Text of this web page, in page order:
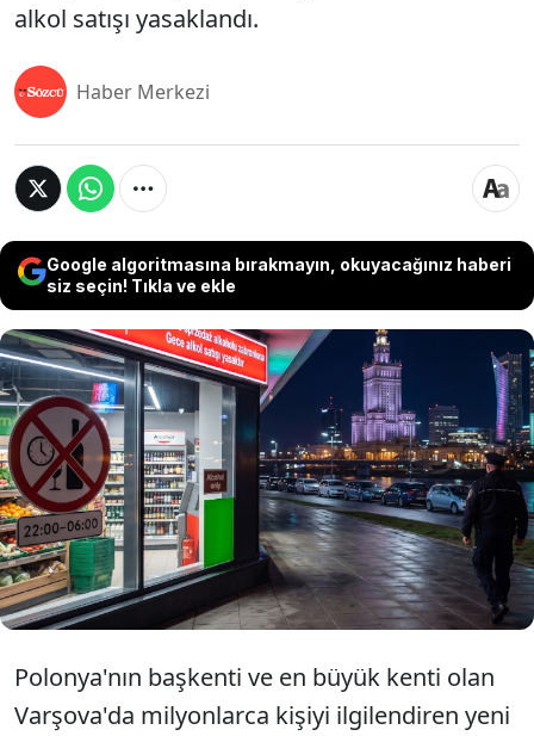
alkol satışı yasaklandı.
Haber Merkezi
Google algoritmasına bırakmayın, okuyacağınız haberi
siz seçin! Tıkla ve ekle
Polonya'nın başkenti Varşova'da
mağaza ve akaryakıt istasyonlarında
gece saatlerinde alkol satışı
yasaklandı.
Polonya'nın başkenti ve en büyük kenti olan
Varşova'da milyonlarca kişiyi ilgilendiren yeni